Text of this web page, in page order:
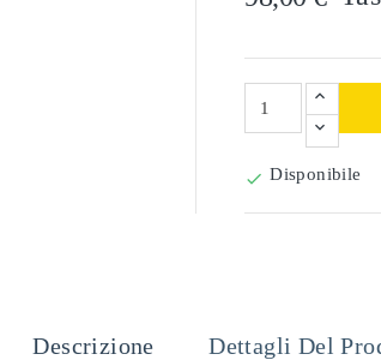
 Disponibile
Descrizione Dettagli Del